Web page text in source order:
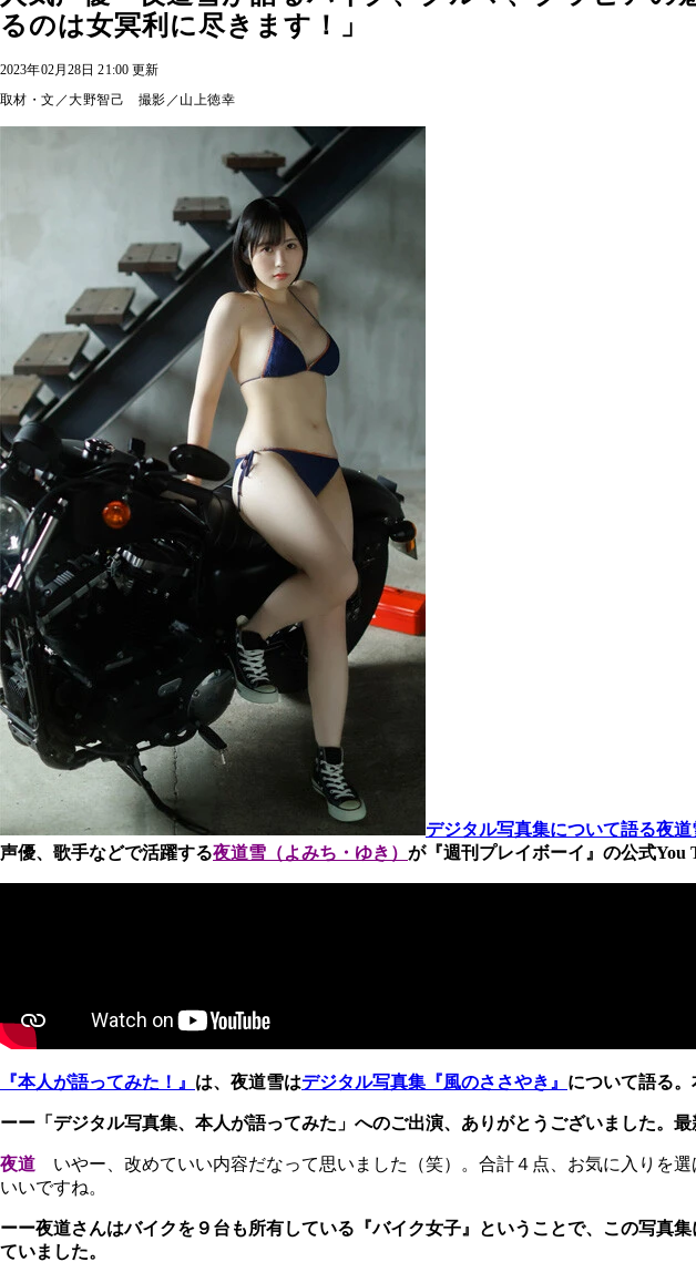
るのは女冥利に尽きます！」
2023年02月28日 21:00 更新
取材・文／大野智己 撮影／山上徳幸
デジタル写真集について語る夜道
声優、歌手などで活躍する夜道雪（よみち・ゆき） が『週刊プレイボーイ』の公式You
『本人が語ってみた！』 は、夜道雪はデジタル写真集『風のささやき』 について語る
ーー「デジタル写真集、本人が語ってみた」へのご出演、ありがとうございました。
夜道 いやー、改めていい内容だなって思いました（笑）。合計４点、お気に入りを
いいですね。
ーー夜道さんはバイクを９台も所有している『バイク女子』ということで、この写真
ていました。